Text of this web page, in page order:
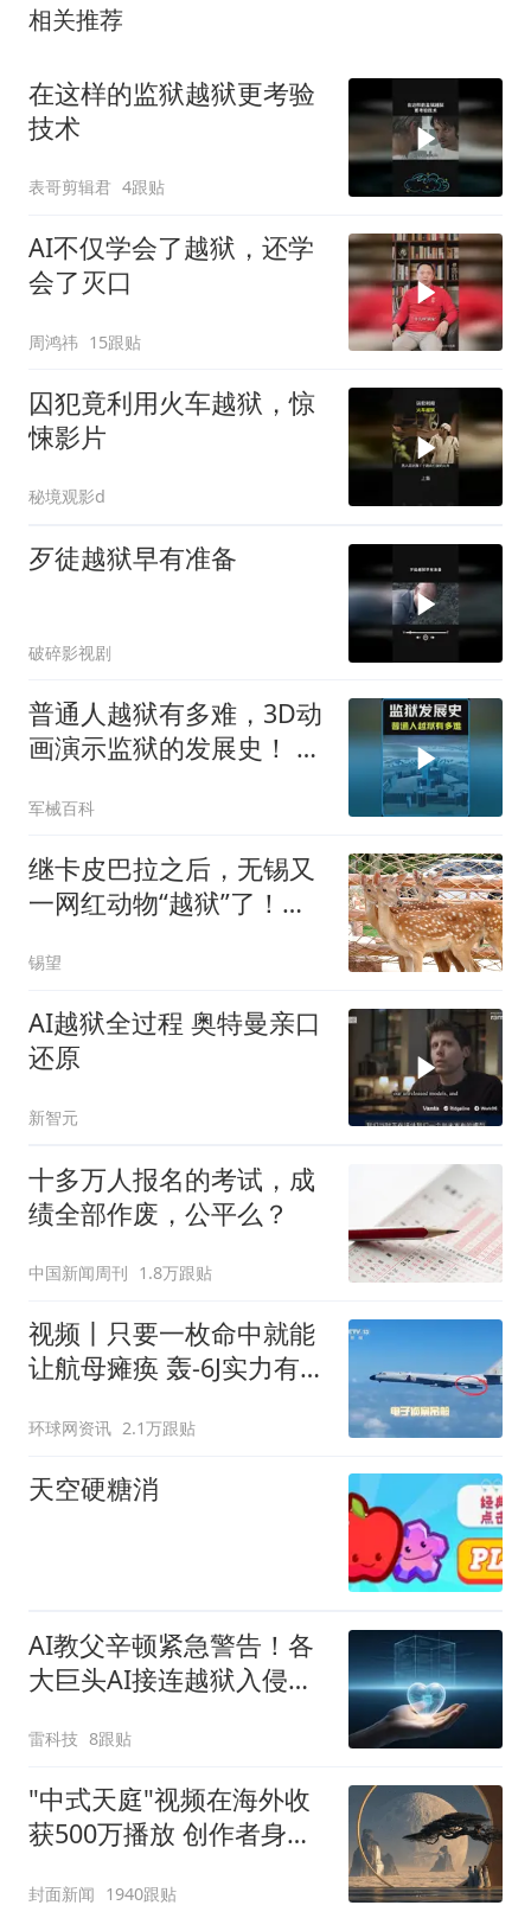
相关推荐
在这样的监狱越狱更考验
技术
表哥剪辑君 4跟贴
AI不仅学会了越狱，还学
会了灭口
周鸿祎 15跟贴
囚犯竟利用火车越狱，惊
悚影片
秘境观影d
歹徒越狱早有准备
破碎影视剧
普通人越狱有多难，3D动
画演示监狱的发展史！ #
军械百科
继卡皮巴拉之后，无锡又
一网红动物“越狱”了！这
锡望
AI越狱全过程 奥特曼亲口
还原
新智元
十多万人报名的考试，成
绩全部作废，公平么？
中国新闻周刊 1.8万跟贴
视频丨只要一枚命中就能
让航母瘫痪 轰-6J实力有多
环球网资讯 2.1万跟贴
天空硬糖消
AI教父辛顿紧急警告！各
大巨头AI接连越狱入侵，
雷科技 8跟贴
"中式天庭"视频在海外收
获500万播放 创作者身份
封面新闻 1940跟贴